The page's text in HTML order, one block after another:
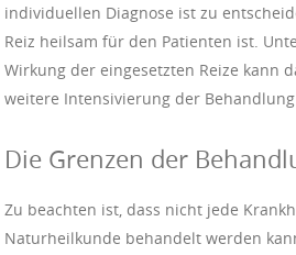
individuellen Diagnose ist zu
Reiz heilsam für den Patienten ist.
Wirkung der eingesetzten Reize kann
weitere Intensivierung der
Die Grenzen der
Zu beachten ist, dass nicht jede
Naturheilkunde behandelt werden